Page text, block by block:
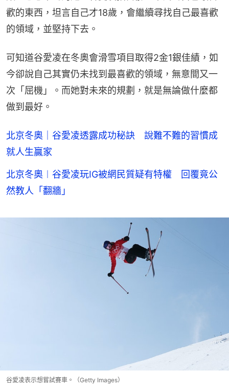
歡的東西，坦言自己才18歲，會繼續尋找自己最喜歡
的領域，並堅持下去。
可知道谷愛凌在冬奧會滑雪項目取得2金1銀佳績，如
今卻說自己其實仍未找到最喜歡的領域，無意間又一
次「屈機」。而她對未來的規劃，就是無論做什麼都
做到最好。
北京冬奧｜谷愛凌透露成功秘訣 說難不難的習慣成
就人生贏家
北京冬奧︱谷愛凌玩IG被網民質疑有特權 回覆竟公
然教人「翻牆」
谷愛凌表示想嘗試賽車。（Getty Images）